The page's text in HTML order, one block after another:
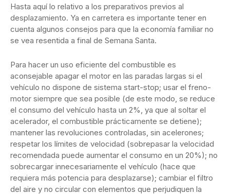
Hasta aquí lo relativo a los preparativos previos al
desplazamiento. Ya en carretera es importante tener en
cuenta algunos consejos para que la economía familiar no
se vea resentida a final de Semana Santa.
Para hacer un uso eficiente del combustible es
aconsejable apagar el motor en las paradas largas si el
vehículo no dispone de sistema start-stop; usar el freno-
motor siempre que sea posible (de este modo, se reduce
el consumo del vehículo hasta un 2%, ya que al soltar el
acelerador, el combustible prácticamente se detiene);
mantener las revoluciones controladas, sin acelerones;
respetar los límites de velocidad (sobrepasar la velocidad
recomendada puede aumentar el consumo en un 20%); no
sobrecargar innecesariamente el vehículo (hace que
requiera más potencia para desplazarse); cambiar el filtro
del aire y no circular con elementos que perjudiquen la